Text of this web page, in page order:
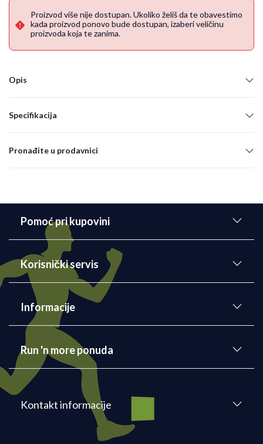
Proizvod više nije dostupan. Ukoliko želiš da te obavestimo
kada proizvod ponovo bude dostupan, izaberi veličinu
proizvoda koja te zanima.
Opis
Specifikacija
Pronađite u prodavnici
Pomoć pri kupovini
Korisnički servis
Informacije
Run 'n more ponuda
Kontakt informacije